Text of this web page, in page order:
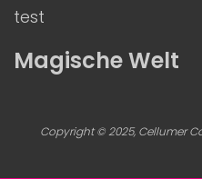
Magische Welt
test
Copyright © 2025, Cellumer